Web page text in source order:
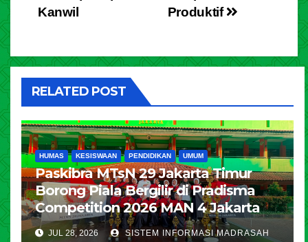
Produktif
Kanwil
RELATED POST
HUMAS KESISWAAN PENDIDIKAN UMUM
Paskibra MTsN 29 Jakarta Timur
Borong Piala Bergilir di Pradisma
Competition 2026 MAN 4 Jakarta
JUL 28, 2026 SISTEM INFORMASI MADRASAH